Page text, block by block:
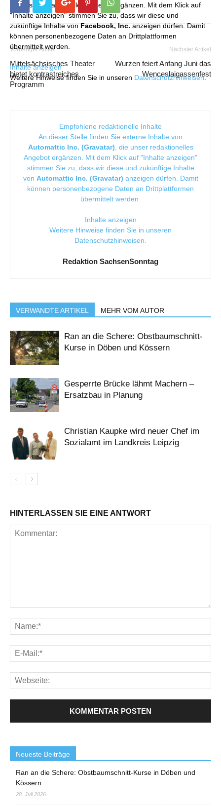
die unser redaktionelles Angebot ergänzen. Mit dem Klick auf
"Inhalte anzeigen" stimmen Sie zu, dass wir diese und
zukünftige Inhalte von Facebook, Inc. anzeigen dürfen. Damit
können personenbezogene Daten an Drittplattformen
übermittelt werden.
Inhalte anzeigen
Weitere Hinweise finden Sie in unseren Datenschutzhinweisen.
Vorheriger Artikel
Mittelsächsisches Theater
bietet kontrastreiches
Programm
Nächster Artikel
Wurzen feiert Anfang Juni das
Wenceslaigassenfest
Empfohlene redaktionelle Inhalte
An dieser Stelle finden Sie externe Inhalte von
Automattic Inc. (Gravatar) , die unser redaktionelles
Angebot ergänzen. Mit dem Klick auf "Inhalte anzeigen"
stimmen Sie zu, dass wir diese und zukünftige Inhalte
von Automattic Inc. (Gravatar) anzeigen dürfen. Damit
können personenbezogene Daten an Drittplattformen
übermittelt werden.
Inhalte anzeigen
Weitere Hinweise finden Sie in unseren
Datenschutzhinweisen
Redaktion SachsenSonntag
VERWANDTE ARTIKEL MEHR VOM AUTOR
Ran an die Schere: Obstbaumschnitt-
Kurse in Döben und Kössern
Gesperrte Brücke lähmt Machern –
Ersatzbau in Planung
Christian Kaupke wird neuer Chef im
Sozialamt im Landkreis Leipzig
HINTERLASSEN SIE EINE ANTWORT
Neueste Beiträge
Ran an die Schere: Obstbaumschnitt-Kurse in Döben und
Kössern
28. Juli 2026